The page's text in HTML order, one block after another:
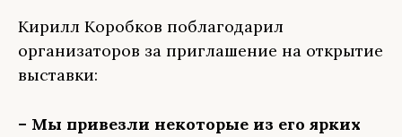
Кирилл Коробков поблагодарил
организаторов за приглашение на открытие
выставки:
– Мы привезли некоторые из его ярких